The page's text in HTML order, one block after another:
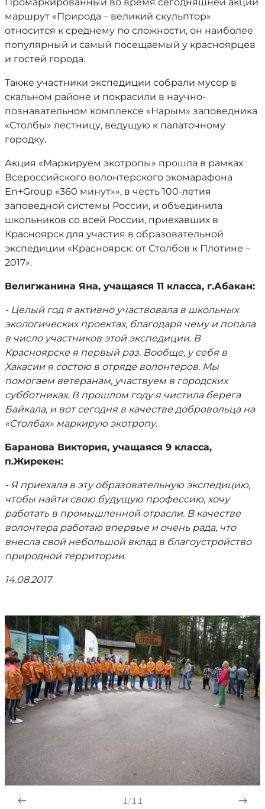
маршрут «Природа – великий скульптор»
относится к среднему по сложности, он наиболее
популярный и самый посещаемый у красноярцев
и гостей города.
Также участники экспедиции собрали мусор в
скальном районе и покрасили в научно-
познавательном комплексе «Нарым» заповедника
«Столбы» лестницу, ведущую к палаточному
городку.
Акция «Маркируем экотропы» прошла в рамках
Всероссийского волонтерского экомарафона
En+Group «360 минут»», в честь 100-летия
заповедной системы России, и объединила
школьников со всей России, приехавших в
Красноярск для участия в образовательной
экспедиции «Красноярск: от Столбов к Плотине –
2017».
Велигжанина Яна, учащаяся 11 класса, г.Абакан:
- Целый год я активно участвовала в школьных
экологических проектах, благодаря чему и попала
в число участников этой экспедиции. В
Красноярске я первый раз. Вообще, у себя в
Хакасии я состою в отряде волонтеров. Мы
помогаем ветеранам, участвуем в городских
субботниках. В прошлом году я чистила берега
Байкала, и вот сегодня в качестве добровольца на
«Столбах» маркирую экотропу.
Баранова Виктория, учащаяся 9 класса,
п.Жирекен:
- Я приехала в эту образовательную экспедицию,
чтобы найти свою будущую профессию, хочу
работать в промышленной отрасли. В качестве
волонтера работаю впервые и очень рада, что
внесла свой небольшой вклад в благоустройство
природной территории.
14.08.2017
1/11